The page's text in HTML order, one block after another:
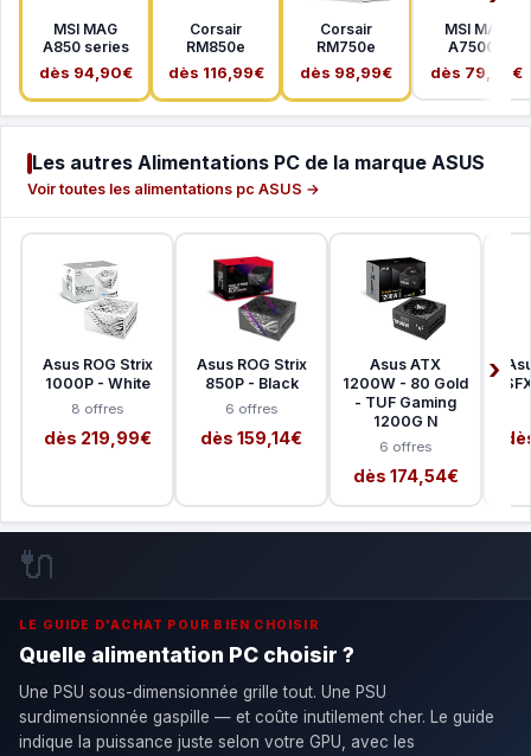
MSI MAG
A850 series
dès 94,90€
Corsair
RM850e
dès 116,99€
Corsair
RM750e
dès 98,99€
MSI MAG
A750GL
dès 79,99€
Les autres Alimentations PC de la marque ASUS
Voir toutes les alimentations pc ASUS →
Asus ROG Strix
1000P - White
8 offres
dès 219,99€
Asus ROG Strix
850P - Black
6 offres
dès 159,14€
Asus ATX
1200W - 80 Gold
- TUF Gaming
1200G N
6 offres
dès 174,54€
🔌
LE GUIDE D'ACHAT POUR BIEN CHOISIR
Quelle alimentation PC choisir ?
Une PSU sous-dimensionnée grille tout. Une PSU
surdimensionnée gaspille — et coûte inutilement cher. Le guide
indique la puissance juste selon votre GPU, avec les